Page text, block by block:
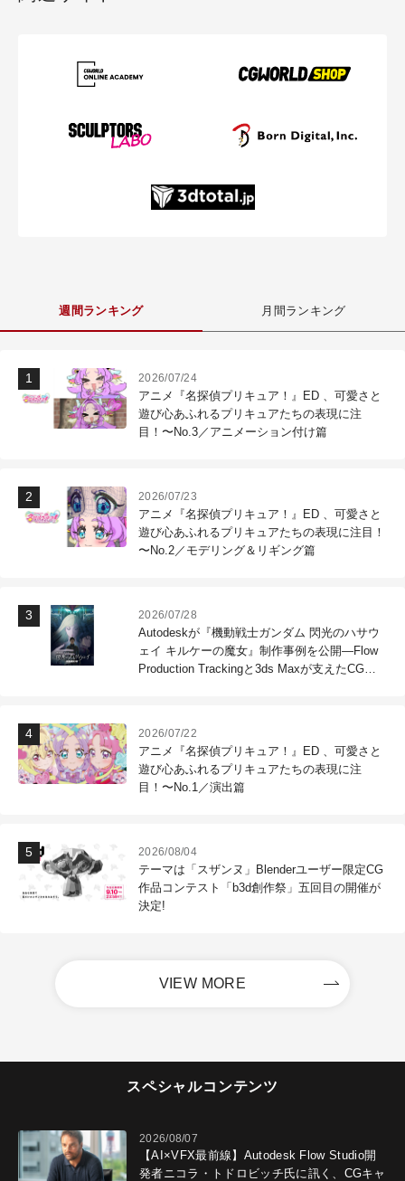
週間ランキング 月間ランキング
2026/07/24
アニメ『名探偵プリキュア！』ED 、可愛さと
遊び心あふれるプリキュアたちの表現に注
目！〜No.3／アニメーション付け篇
2026/07/23
アニメ『名探偵プリキュア！』ED 、可愛さと
遊び心あふれるプリキュアたちの表現に注目！
〜No.2／モデリング＆リギング篇
2026/07/28
Autodeskが『機動戦士ガンダム 閃光のハサウ
ェイ キルケーの魔女』制作事例を公開―Flow
Production Trackingと3ds Maxが支えたCG制
2026/07/22
アニメ『名探偵プリキュア！』ED 、可愛さと
遊び心あふれるプリキュアたちの表現に注
目！〜No.1／演出篇
2026/08/04
テーマは「スザンヌ」Blenderユーザー限定CG
作品コンテスト「b3d創作祭」五回目の開催が
決定!
VIEW MORE
スペシャルコンテンツ
2026/08/07
【AI×VFX最前線】Autodesk Flow Studio開
発者ニコラ・トドロビッチ氏に訊く、CGキャ